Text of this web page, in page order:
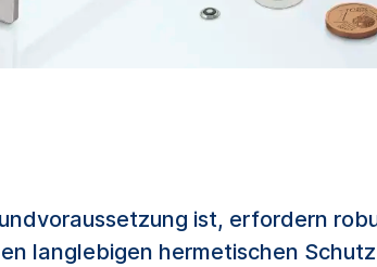
ist, erfordern
langlebigen hermetischen